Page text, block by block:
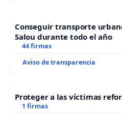
Conseguir transporte
Salou durante todo el año
44 firmas
Aviso de transparencia
Proteger a las víctimas
1 firmas